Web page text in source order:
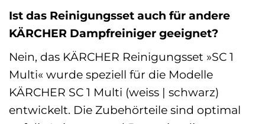
Ist das Reinigungsset auch für andere
KÄRCHER Dampfreiniger geeignet?
Nein, das KÄRCHER Reinigungsset »SC 1
Multi« wurde speziell für die Modelle
KÄRCHER SC 1 Multi (weiss | schwarz)
entwickelt. Die Zubehörteile sind optimal